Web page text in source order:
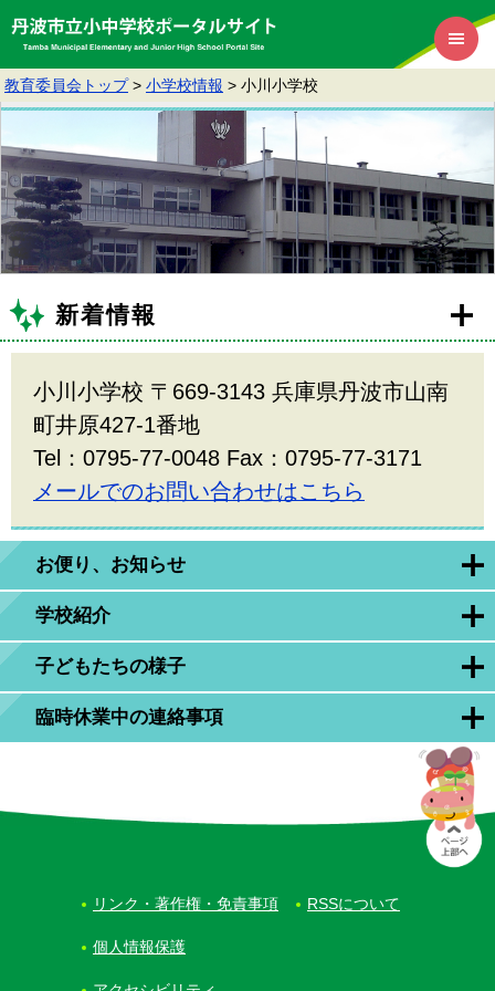
教育委員会トップ > 小学校情報 > 小川小学校
お便り、お知らせ
学校紹介
子どもたちの様子
臨時休業中の連絡事項
新着情報
小川小学校 〒669-3143 兵庫県丹波市山南
町井原427-1番地
Tel：0795-77-0048 Fax：0795-77-3171
メールでのお問い合わせはこちら
リンク・著作権・免責事項 RSSについて
個人情報保護